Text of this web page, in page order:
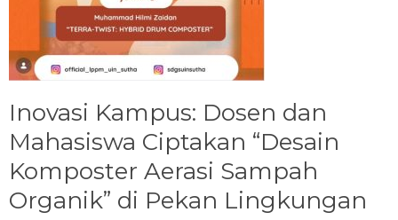
Inovasi Kampus: Dosen dan
Mahasiswa Ciptakan “Desain
Komposter Aerasi Sampah
Organik” di Pekan Lingkungan